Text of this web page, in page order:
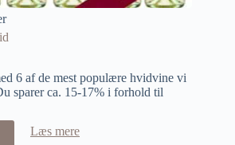
6 af de mest populære hvidvine vi
sparer ca. 15-17% i forhold til
Læs mere